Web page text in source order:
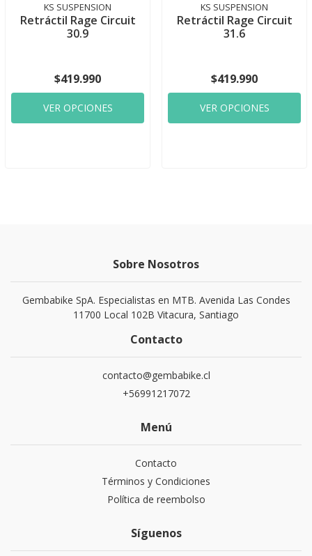
KS SUSPENSION
Retráctil Rage Circuit
30.9
$419.990
VER OPCIONES
KS SUSPENSION
Retráctil Rage Circuit
31.6
$419.990
VER OPCIONES
Sobre Nosotros
Gembabike SpA. Especialistas en MTB. Avenida Las Condes
11700 Local 102B Vitacura, Santiago
Contacto
contacto@gembabike.cl
+56991217072
Menú
Contacto
Términos y Condiciones
Política de reembolso
Síguenos